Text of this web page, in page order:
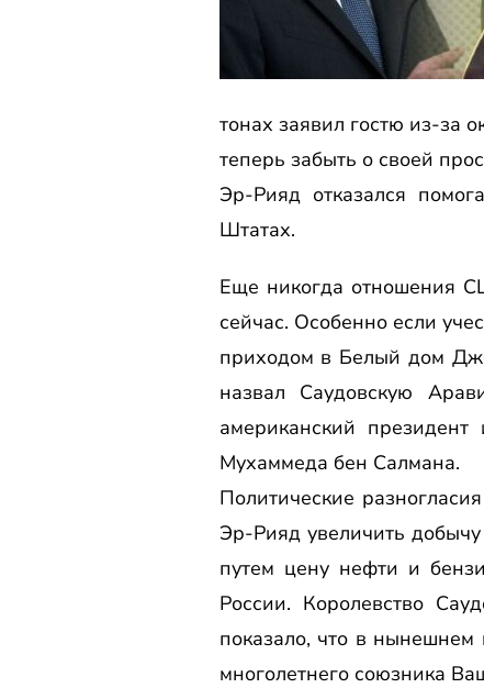
тонах заявил гостю из-за
теперь забыть о своей
Эр-Рияд отказался
Штатах.
Еще никогда отношения
сейчас. Особенно если
приходом в Белый дом
назвал Саудовскую
американский
Мухаммеда бен Салмана.
Политические
Эр-Рияд увеличить
путем цену нефти и
России. Королевство
показало, что в
многолетнего союзника